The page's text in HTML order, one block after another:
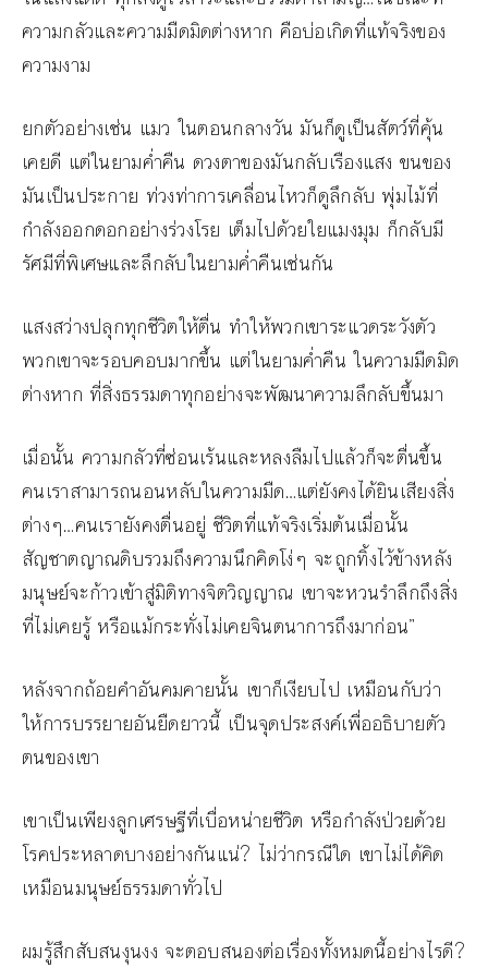
ความกลัวและความมืดมิดต่างหาก คือบ่อเกิดที่แท้จริงของ
ความงาม
ยกตัวอย่างเช่น แมว ในตอนกลางวัน มันก็ดูเป็นสัตว์ที่คุ้น
เคยดี แต่ในยามค่ำคืน ดวงตาของมันกลับเรืองแสง ขนของ
มันเป็นประกาย ท่วงท่าการเคลื่อนไหวก็ดูลึกลับ พุ่มไม้ที่
กำลังออกดอกอย่างร่วงโรย เต็มไปด้วยใยแมงมุม ก็กลับมี
รัศมีที่พิเศษและลึกลับในยามค่ำคืนเช่นกัน
แสงสว่างปลุกทุกชีวิตให้ตื่น ทำให้พวกเขาระแวดระวังตัว
พวกเขาจะรอบคอบมากขึ้น แต่ในยามค่ำคืน ในความมืดมิด
ต่างหาก ที่สิ่งธรรมดาทุกอย่างจะพัฒนาความลึกลับขึ้นมา
เมื่อนั้น ความกลัวที่ซ่อนเร้นและหลงลืมไปแล้วก็จะตื่นขึ้น
คนเราสามารถนอนหลับในความมืด…แต่ยังคงได้ยินเสียงสิ่ง
ต่างๆ…คนเรายังคงตื่นอยู่ ชีวิตที่แท้จริงเริ่มต้นเมื่อนั้น
สัญชาตญาณดิบรวมถึงความนึกคิดโง่ๆ จะถูกทิ้งไว้ข้างหลัง
มนุษย์จะก้าวเข้าสู่มิติทางจิตวิญญาณ เขาจะหวนรำลึกถึงสิ่ง
ที่ไม่เคยรู้ หรือแม้กระทั่งไม่เคยจินตนาการถึงมาก่อน”
หลังจากถ้อยคำอันคมคายนั้น เขาก็เงียบไป เหมือนกับว่า
ให้การบรรยายอันยืดยาวนี้ เป็นจุดประสงค์เพื่ออธิบายตัว
ตนของเขา
เขาเป็นเพียงลูกเศรษฐีที่เบื่อหน่ายชีวิต หรือกำลังป่วยด้วย
โรคประหลาดบางอย่างกันแน่? ไม่ว่ากรณีใด เขาไม่ได้คิด
เหมือนมนุษย์ธรรมดาทั่วไป
ผมรู้สึกสับสนงุนงง จะตอบสนองต่อเรื่องทั้งหมดนี้อย่างไรดี?